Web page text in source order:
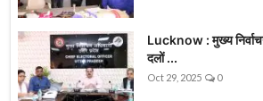
Lucknow : मुख्य
दलों ...
Oct 29, 2025 0